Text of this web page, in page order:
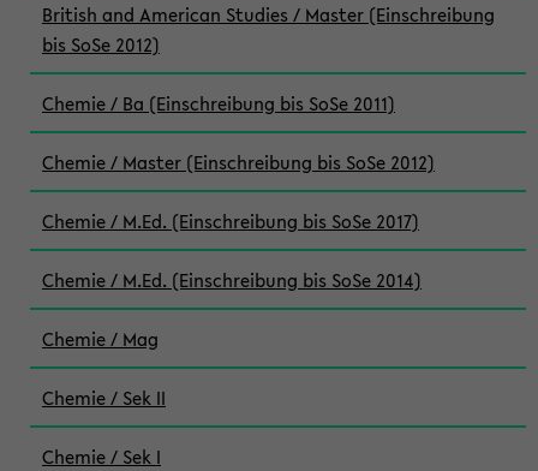
British and American Studies / Master (Einschreibung
bis SoSe 2012)
Chemie / Ba (Einschreibung bis SoSe 2011)
Chemie / Master (Einschreibung bis SoSe 2012)
Chemie / M.Ed. (Einschreibung bis SoSe 2017)
Chemie / M.Ed. (Einschreibung bis SoSe 2014)
Chemie / Mag
Chemie / Sek II
Chemie / Sek I